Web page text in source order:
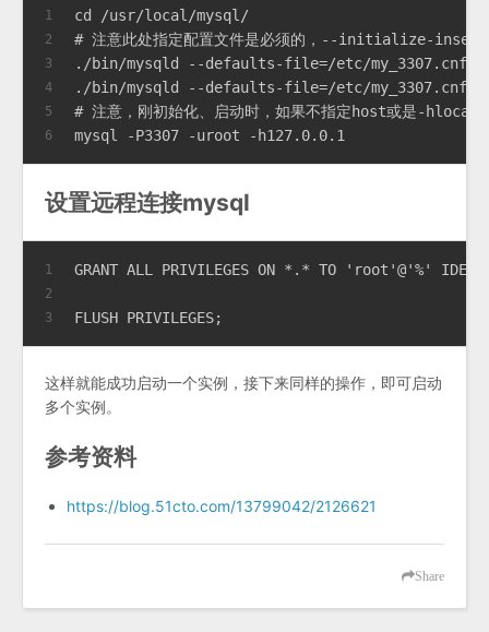
1
2
3
4
5
6
cd /usr/local/mysql/
# 注意此处指定配置文件是必须的，--initialize-
./bin/mysqld --defaults-file=/etc/my_3307.cnf
./bin/mysqld --defaults-file=/etc/my_3307.cnf --
# 注意，刚初始化、启动时，如果不指定host或是-
mysql -P3307 -uroot -h127.0.0.1
设置远程连接mysql
1
2
3
GRANT ALL PRIVILEGES ON *.* TO 'root'@'%'
FLUSH PRIVILEGES;
这样就能成功启动一个实例，接下来同样的操作，即可启动
多个实例。
参考资料
https://blog.51cto.com/13799042/2126621
Share